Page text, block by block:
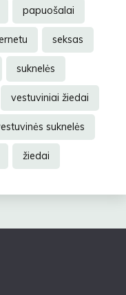
papuošalai
seksas
suknelės
vestuviniai žiedai
suknelės
žiedai